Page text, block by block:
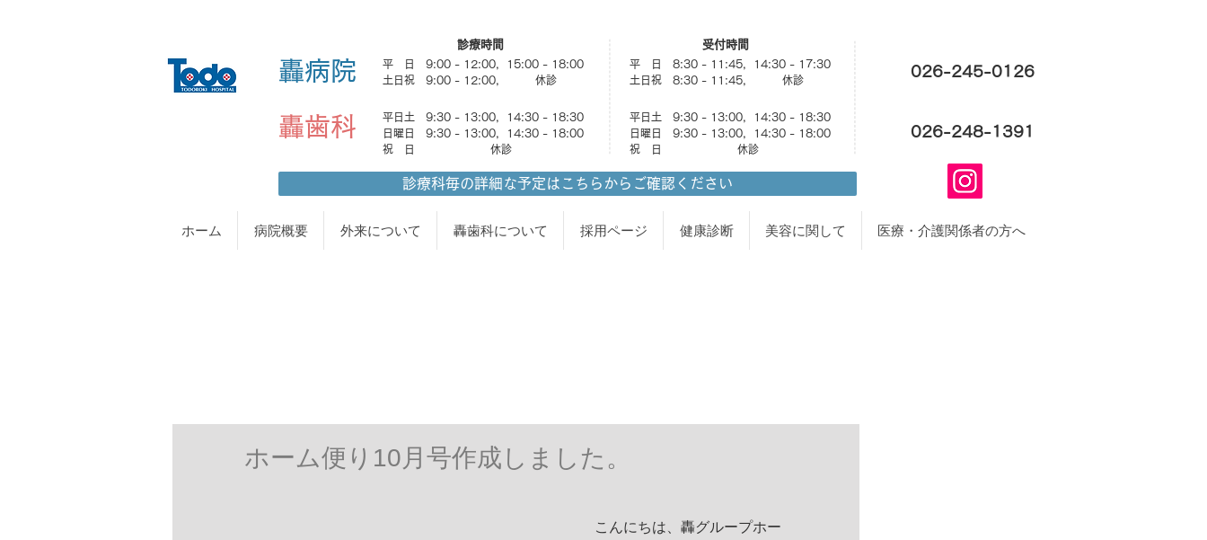
轟病院
診療時間
平 日 9:00 - 12:00, 15:00 - 18:00
土日祝 9:00 - 12:00, 休診
受付時間
平 日 8:30 - 11:45, 14:30 - 17:30
土日祝 8:30 - 11:45, 休診
026-245-0126
轟歯科
平日土 9:30 - 13:00, 14:30 - 18:30
日曜日 9:30 - 13:00, 14:30 - 18:00
祝 日 休診
平日土 9:30 - 13:00, 14:30 - 18:30
日曜日 9:30 - 13:00, 14:30 - 18:00
祝 日 休診
診療科毎の詳細な予定はこちらからご確認ください
026-248-1391
ホーム 病院概要 外来について 轟歯科について 採用ページ 健康診断 美容に関して 医療・介護関係者の方へ
ホーム便り10月号作成しました。
こんにちは、轟グループホー